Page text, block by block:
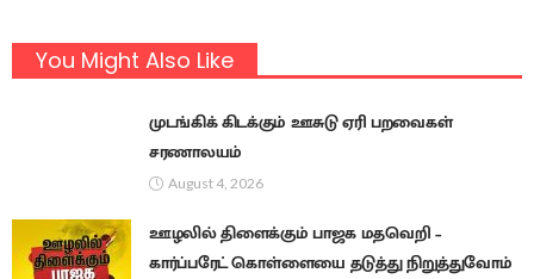
You Might Also Like
முடங்கிக் கிடக்கும் ஊசுடு ஏரி பறவைகள்
சரணாலயம்
August 4, 2026
ஊழலில் திளைக்கும் பாஜக மதவெறி –
கார்ப்பரேட் கொள்ளையை தடுத்து நிறுத்துவோம்